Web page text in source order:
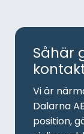
Såhär
Vi är
Dalarna
position,